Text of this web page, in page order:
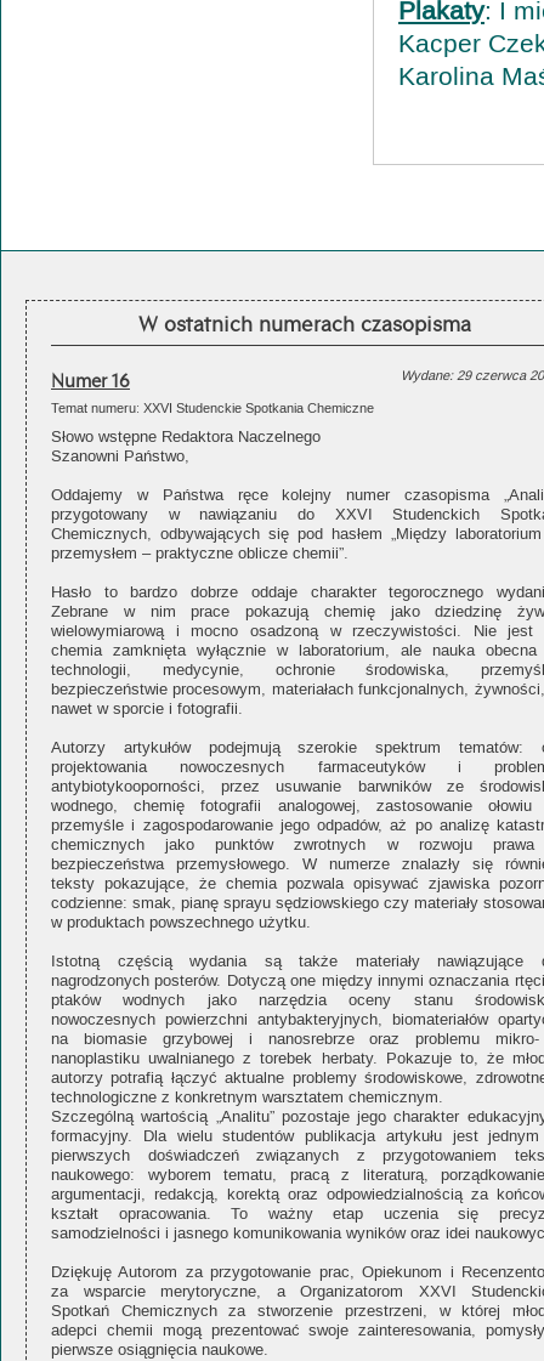
Plakaty: I
Kacper
Karolina
W ostatnich numerach czasopisma
Numer 16
Wydane: 29 czerwca
Temat numeru: XXVI Studenckie Spotkania Chemiczne
Słowo wstępne Redaktora Naczelnego
Szanowni Państwo,
Oddajemy w Państwa ręce kolejny numer czasopisma
przygotowany w nawiązaniu do XXVI Studenckich
Chemicznych, odbywających się pod hasłem „Między
przemysłem – praktyczne oblicze chemii”.
Hasło to bardzo dobrze oddaje charakter tegorocznego
Zebrane w nim prace pokazują chemię jako dziedzinę
wielowymiarową i mocno osadzoną w rzeczywistości. Nie jest
chemia zamknięta wyłącznie w laboratorium, ale nauka
technologii, medycynie, ochronie środowiska,
bezpieczeństwie procesowym, materiałach funkcjonalnych,
nawet w sporcie i fotografii.
Autorzy artykułów podejmują szerokie spektrum tematów:
projektowania nowoczesnych farmaceutyków i
antybiotykooporności, przez usuwanie barwników ze
wodnego, chemię fotografii analogowej, zastosowanie ołowiu
przemyśle i zagospodarowanie jego odpadów, aż po analizę
chemicznych jako punktów zwrotnych w rozwoju
bezpieczeństwa przemysłowego. W numerze znalazły się
teksty pokazujące, że chemia pozwala opisywać zjawiska
codzienne: smak, pianę sprayu sędziowskiego czy materiały
w produktach powszechnego użytku.
Istotną częścią wydania są także materiały nawiązujące
nagrodzonych posterów. Dotyczą one między innymi oznaczania
ptaków wodnych jako narzędzia oceny stanu
nowoczesnych powierzchni antybakteryjnych, biomateriałów
na biomasie grzybowej i nanosrebrze oraz problemu
nanoplastiku uwalnianego z torebek herbaty. Pokazuje to, że
autorzy potrafią łączyć aktualne problemy środowiskowe,
technologiczne z konkretnym warsztatem chemicznym.
Szczególną wartością „Analitu” pozostaje jego charakter
formacyjny. Dla wielu studentów publikacja artykułu jest
pierwszych doświadczeń związanych z przygotowaniem
naukowego: wyborem tematu, pracą z literaturą,
argumentacji, redakcją, korektą oraz odpowiedzialnością za
kształt opracowania. To ważny etap uczenia się
samodzielności i jasnego komunikowania wyników oraz idei
Dziękuję Autorom za przygotowanie prac, Opiekunom i
za wsparcie merytoryczne, a Organizatorom XXVI
Spotkań Chemicznych za stworzenie przestrzeni, w której
adepci chemii mogą prezentować swoje zainteresowania,
pierwsze osiągnięcia naukowe.